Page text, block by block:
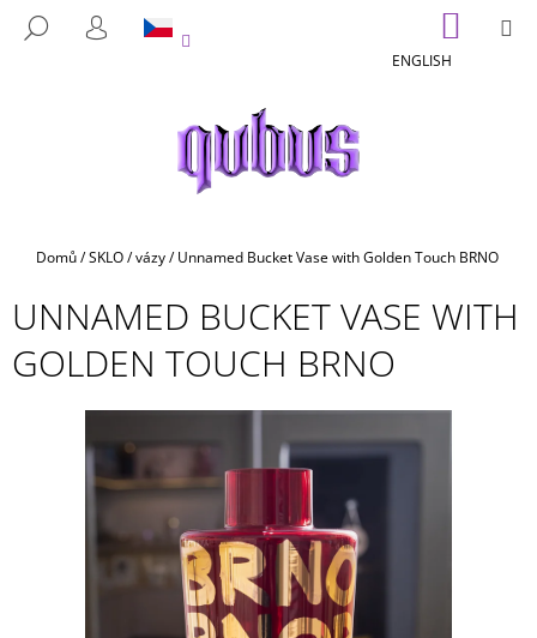
HLEDAT
PŘIHLÁŠENÍ KOŠÍK
Domů/SKLO/vázy/ Unnamed Bucket Vase with Golden Touch BRNO
UNNAMED BUCKET VASE WITH
GOLDEN TOUCH BRNO
T
E
B
U
ENGLISH